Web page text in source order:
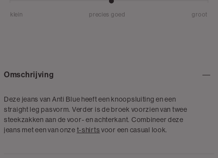
klein precies goed groot
Omschrijving
Deze jeans van Anti Blue heeft een knoopsluiting en een
straight leg pasvorm. Verder is de broek voorzien van twee
steekzakken aan de voor- en achterkant. Combineer deze
jeans met een van onze t-shirtsvoor een casual look.